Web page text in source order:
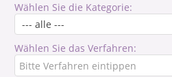
Wählen Sie die Kategorie:
Wählen Sie das Verfahren: